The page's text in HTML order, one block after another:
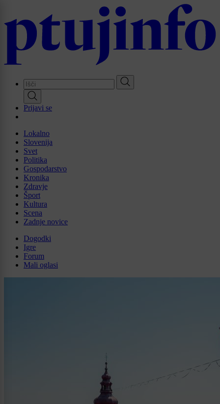
main
Prijavi se
Lokalno
Slovenija
Svet
Politika
Gospodarstvo
Kronika
Zdravje
Šport
Kultura
Scena
Zadnje novice
Dogodki
Igre
Forum
Mali oglasi